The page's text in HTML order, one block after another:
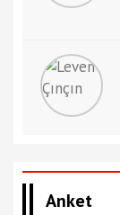
Anket